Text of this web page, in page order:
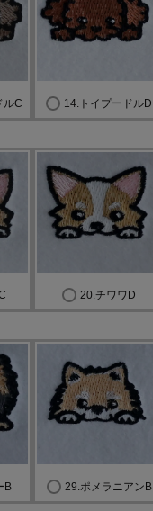
ルC 14.トイプードルD
20.チワワD
B 29.ポメラニアンB